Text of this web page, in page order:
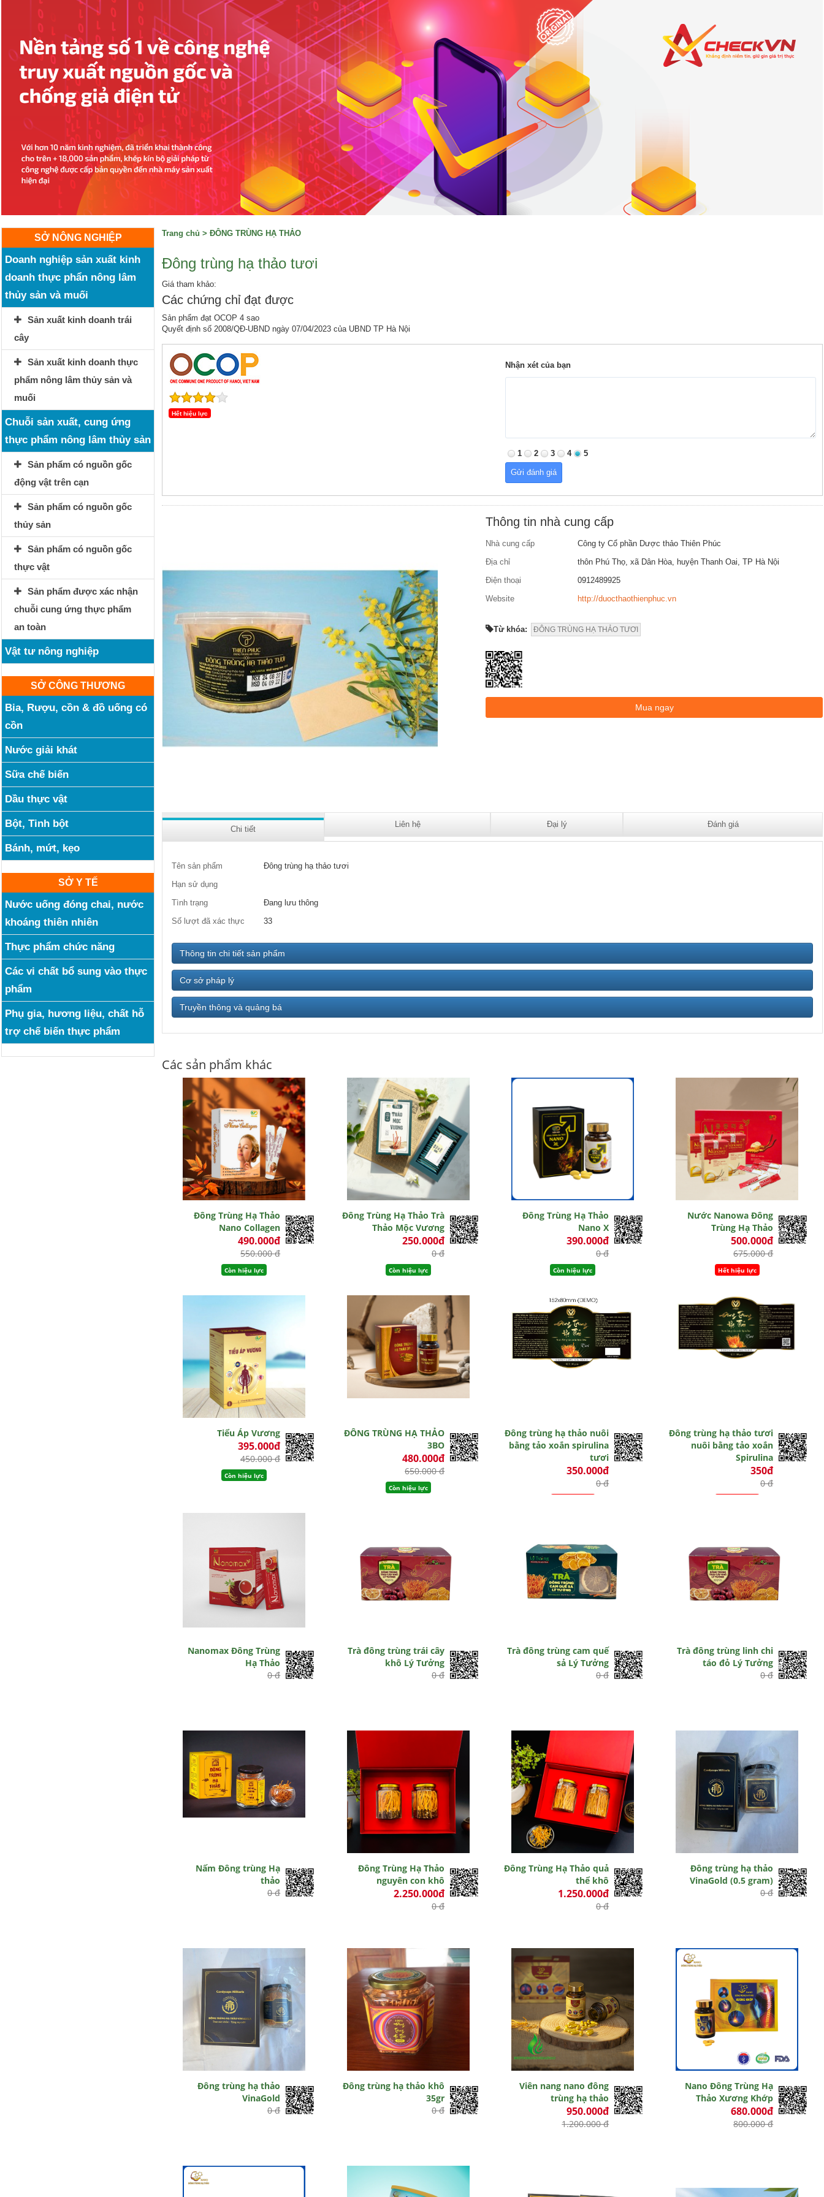
SỞ NÔNG NGHIỆP
Doanh nghiệp sản xuất kinh
doanh thực phẩn nông lâm
thủy sản và muối
Sản xuất kinh doanh trái
cây
Sản xuất kinh doanh thực
phẩm nông lâm thủy sản và
muối
Chuỗi sản xuất, cung ứng
thực phẩm nông lâm thủy sản
Sản phẩm có nguồn gốc
động vật trên cạn
Sản phẩm có nguồn gốc
thủy sản
Sản phẩm có nguồn gốc
thực vật
Sản phẩm được xác nhận
chuỗi cung ứng thực phẩm
an toàn
Vật tư nông nghiệp
SỞ CÔNG THƯƠNG
Bia, Rượu, cồn & đồ uống có
cồn
Nước giải khát
Sữa chế biến
Dầu thực vật
Bột, Tinh bột
Bánh, mứt, kẹo
SỞ Y TẾ
Nước uống đóng chai, nước
khoáng thiên nhiên
Thực phẩm chức năng
Các vi chất bổ sung vào thực
phẩm
Phụ gia, hương liệu, chất hỗ
trợ chế biến thực phẩm
Trang chủ > ĐÔNG TRÙNG HẠ THẢO
Đông trùng hạ thảo tươi
Giá tham khảo:
Các chứng chỉ đạt được
Sản phẩm đạt OCOP 4 sao
Quyết định số 2008/QĐ-UBND ngày 07/04/2023 của UBND TP Hà Nội
Hết hiệu lực
Nhận xét của bạn
1 2 3 4 5
Thông tin nhà cung cấp
Nhà cung cấp
Công ty Cổ phần Dược thảo Thiên Phúc
Địa chỉ
thôn Phú Thọ, xã Dân Hòa, huyện Thanh Oai, TP Hà Nội
Điện thoại
0912489925
Website
http://duocthaothienphuc.vn
Từ khóa: ĐÔNG TRÙNG HẠ THẢO TƯƠI
Chi tiết
Liên hệ Đại lý Đánh giá
Tên sản phẩm
Đông trùng hạ thảo tươi
Hạn sử dụng
Tình trạng
Đang lưu thông
Số lượt đã xác thực
33
Thông tin chi tiết sản phẩm
Cơ sở pháp lý
Truyền thông và quảng bá
Các sản phẩm khác
Đông Trùng Hạ Thảo
Nano Collagen
490.000đ
550.000 đ
Còn hiệu lực
Đông Trùng Hạ Thảo Trà
Thảo Mộc Vương
250.000đ
0 đ
Còn hiệu lực
Đông Trùng Hạ Thảo
Nano X
390.000đ
0 đ
Còn hiệu lực
Nước Nanowa Đông
Trùng Hạ Thảo
500.000đ
675.000 đ
Hết hiệu lực
Tiểu Áp Vương
395.000đ
450.000 đ
Còn hiệu lực
ĐÔNG TRÙNG HẠ THẢO
3BO
480.000đ
650.000 đ
Còn hiệu lực
Đông trùng hạ thảo nuôi
bằng tảo xoắn spirulina
tươi
350.000đ
0 đ
Đông trùng hạ thảo tươi
nuôi bằng tảo xoắn
Spirulina
350đ
0 đ
Nanomax Đông Trùng
Hạ Thảo
0 đ
Trà đông trùng trái cây
khô Lý Tưởng
0 đ
Trà đông trùng cam quế
sả Lý Tưởng
0 đ
Trà đông trùng linh chi
táo đỏ Lý Tưởng
0 đ
Nấm Đông trùng Hạ
thảo
0 đ
Đông Trùng Hạ Thảo
nguyên con khô
2.250.000đ
0 đ
Đông Trùng Hạ Thảo quả
thể khô
1.250.000đ
0 đ
Đông trùng hạ thảo
VinaGold (0.5 gram)
0 đ
Đông trùng hạ thảo
VinaGold
0 đ
Đông trùng hạ thảo khô
35gr
0 đ
Viên nang nano đông
trùng hạ thảo
950.000đ
1.200.000 đ
Nano Đông Trùng Hạ
Thảo Xương Khớp
680.000đ
800.000 đ